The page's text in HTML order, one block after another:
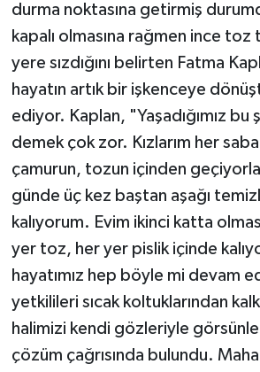
durma noktasına getirmiş
kapalı olmasına rağmen ince toz
yere sızdığını belirten Fatma
hayatın artık bir işkenceye
ediyor. Kaplan, "Yaşadığımız bu
demek çok zor. Kızlarım her
çamurun, tozun içinden
günde üç kez baştan aşağı
kalıyorum. Evim ikinci katta
yer toz, her yer pislik içinde
hayatımız hep böyle mi devam
yetkilileri sıcak koltuklarından
halimizi kendi gözleriyle
çözüm çağrısında bulundu.